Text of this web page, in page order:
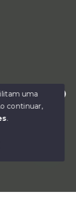
e encontre
- Todos
uma
continuar,
.